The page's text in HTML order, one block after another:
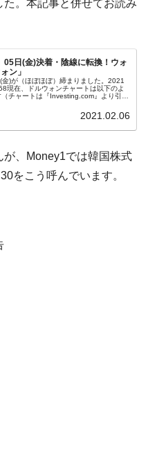
ィールが着韓！⇒ さっそ
「極右勢力」のプラカー
までに18.4GW規模のAIデ
だってば。
レバレッジETFの清算は
団』株価暴落で200兆蒸
場！
した」⇒ 耐久性「なさす
。本記事と併せてお読み
05日(金)決着・陰線に転換！ウォ
ン」
)が（ほぼほぼ）締まりました。2021
現在、ドルウォンチャートは以下のよ
（チャートは『Investing.com』より引
2021.02.06
、Money1では韓国株式
をこう呼んでいます。